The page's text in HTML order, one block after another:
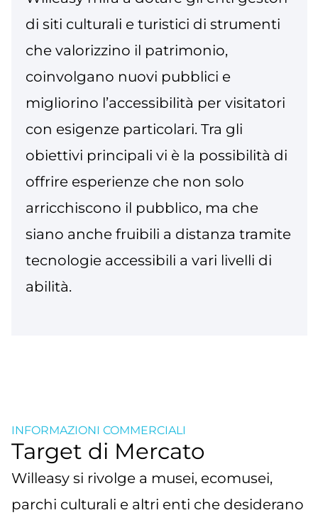
di siti culturali e turistici di strumenti
che valorizzino il patrimonio,
coinvolgano nuovi pubblici e
migliorino l’accessibilità per visitatori
con esigenze particolari. Tra gli
obiettivi principali vi è la possibilità di
offrire esperienze che non solo
arricchiscono il pubblico, ma che
siano anche fruibili a distanza tramite
tecnologie accessibili a vari livelli di
abilità.
INFORMAZIONI COMMERCIALI
Target di Mercato
Willeasy si rivolge a musei, ecomusei,
parchi culturali e altri enti che desiderano